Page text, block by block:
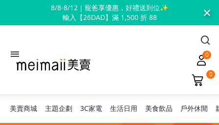
8/8-8/12｜寵爸享優惠，好禮送到位✨
輸入【26DAD】滿 1,500 折 88
×
0
0
美賣商城 主題企劃 3C家電 生活日用 美食飲品 戶外休閒